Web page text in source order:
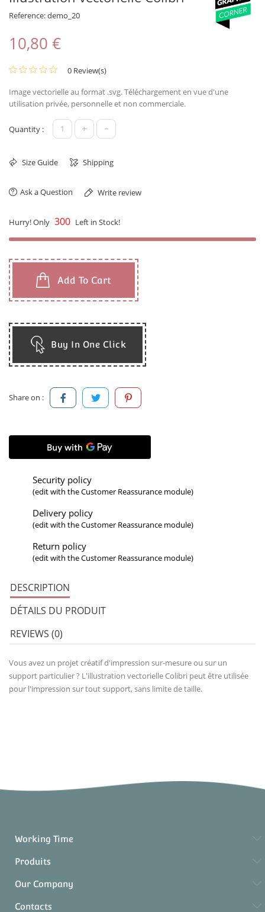
Reference:demo_20
10,80 €
0 Review(s)
Image vectorielle au format .svg. Téléchargement en vue d'une
utilisation privée, personnelle et non commerciale.
Quantity : + -
Size Guide Shipping
Ask a Question Write review
Hurry! Only 300 Left in Stock!
Add To Cart
Buy In One Click
Share on :
Security policy
(edit with the Customer Reassurance module)
Delivery policy
(edit with the Customer Reassurance module)
Return policy
(edit with the Customer Reassurance module)
DESCRIPTION
DÉTAILS DU PRODUIT
REVIEWS (0)
Vous avez un projet créatif d'impression sur-mesure ou sur un
support particulier ? L'illustration vectorielle Colibri peut être utilisée
pour l'impression sur tout support, sans limite de taille.
Working Time
Produits
Our Company
Contacts